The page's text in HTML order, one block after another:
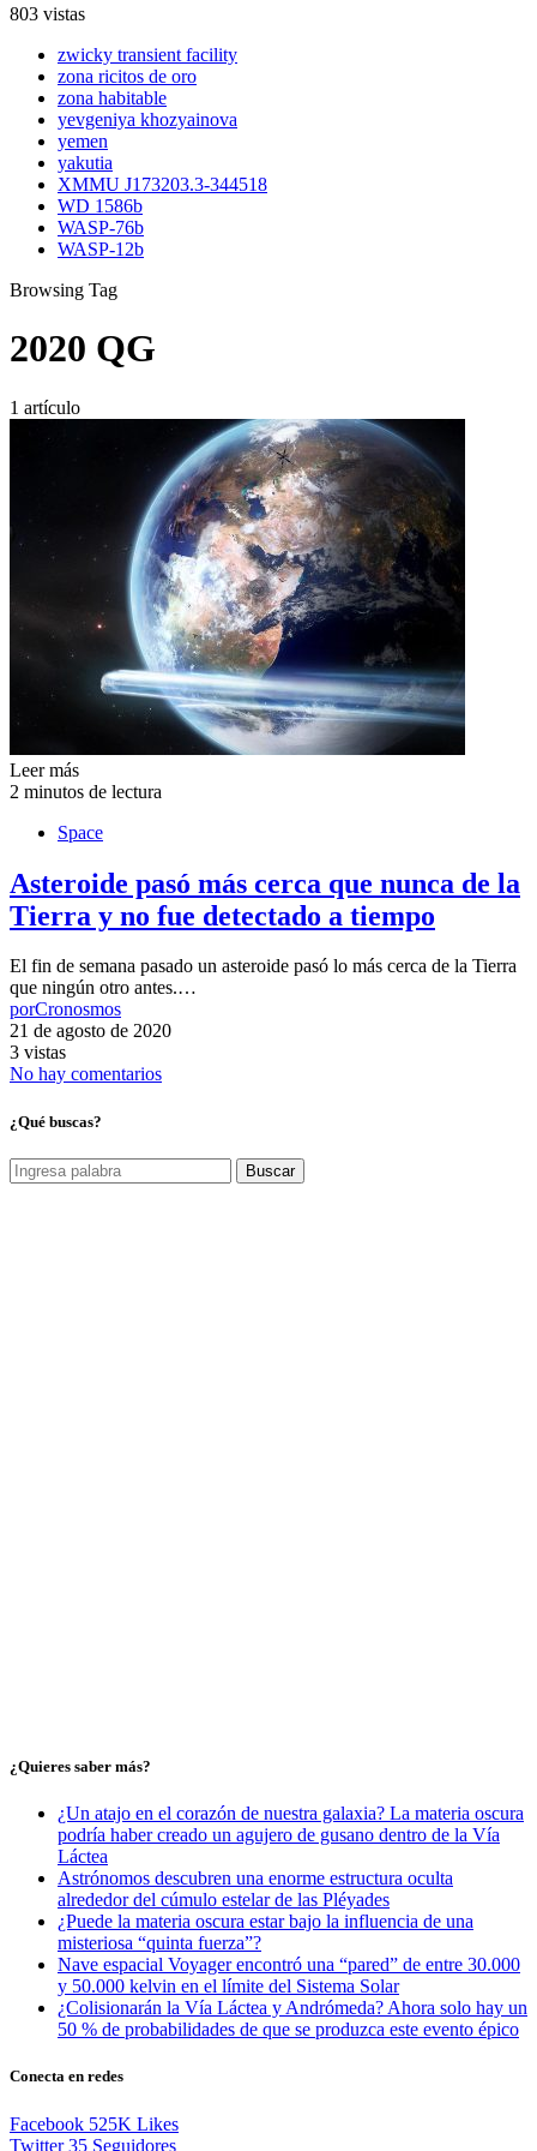
803 vistas
zwicky transient facility
zona ricitos de oro
zona habitable
yevgeniya khozyainova
yemen
yakutia
XMMU J173203.3-344518
WD 1586b
WASP-76b
WASP-12b
Browsing Tag
2020 QG
1 artículo
Leer más
2 minutos de lectura
Space
Asteroide pasó más cerca que nunca de la
Tierra y no fue detectado a tiempo
El fin de semana pasado un asteroide pasó lo más cerca de la Tierra
que ningún otro antes.…
porCronosmos
21 de agosto de 2020
3 vistas
No hay comentarios
¿Qué buscas?
Buscar
¿Quieres saber más?
¿Un atajo en el corazón de nuestra galaxia? La materia oscura
podría haber creado un agujero de gusano dentro de la Vía
Láctea
Astrónomos descubren una enorme estructura oculta
alrededor del cúmulo estelar de las Pléyades
¿Puede la materia oscura estar bajo la influencia de una
misteriosa “quinta fuerza”?
Nave espacial Voyager encontró una “pared” de entre 30.000
y 50.000 kelvin en el límite del Sistema Solar
¿Colisionarán la Vía Láctea y Andrómeda? Ahora solo hay un
50 % de probabilidades de que se produzca este evento épico
Conecta en redes
Facebook 525K Likes
Twitter 35 Seguidores